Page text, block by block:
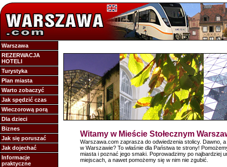
Warszawa
REZERWACJA
HOTELI
Turystyka
Plan miasta
Warto zobaczyć
Jak spędzić czas
Wieczorową porą
Dla dzieci
Biznes
Jak się poruszać
Jak dojechać
Informacje
praktyczne
Witamy w Mieście Stołecznym
Warszawa.com zaprasza do odwiedzenia stolicy. Dawno, a
w Warszawie? To właśnie dla Państwa te strony!
miasta i poznać jego smaki. Poprowadzimy po najbardziej
miejscach, a nawet pomożemy się w nim nie zgubić.